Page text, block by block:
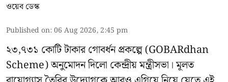
ওয়েব ডেস্ক
Published on:06 Aug 2026, 2:45 pm
২৩,৭৩১ কোটি টাকার গোবর্ধন প্রকল্পে (GOBARdhan
Scheme) অনুমোদন দিলো কেন্দ্রীয় মন্ত্রীসভা। মূলত